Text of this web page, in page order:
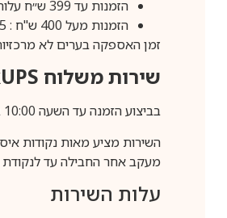
הזמנות עד 399 ש״ח עלות 20 שקלים
הזמנות מעל 400 ש"ח : 15 ש״ח
זמן האספקה בערים לא מרכזיות
שירות משלוח
בביצוע הזמנה עד השעה 10:00 בימים א-ה. לא כולל שישי-שבת,ערבי חג וחול המועד.
השירות מציע מאות נקודות
מעקב אחר החבילה עד לנקודת
עלות השירות